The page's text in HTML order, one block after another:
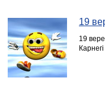
19
19